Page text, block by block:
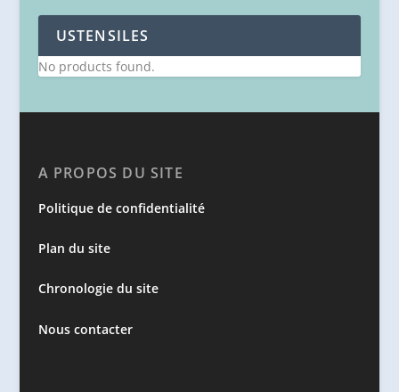
USTENSILES
No products found.
A PROPOS DU SITE
Politique de confidentialité
Plan du site
Chronologie du site
Nous contacter